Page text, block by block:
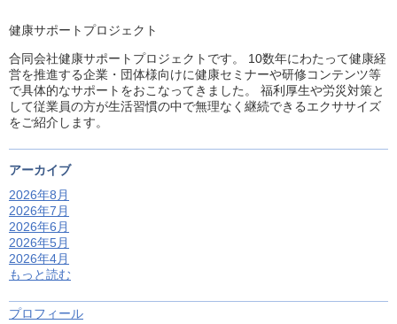
健康サポートプロジェクト
合同会社健康サポートプロジェクトです。 10数年にわたって健康経
営を推進する企業・団体様向けに健康セミナーや研修コンテンツ等
で具体的なサポートをおこなってきました。 福利厚生や労災対策と
して従業員の方が生活習慣の中で無理なく継続できるエクササイズ
をご紹介します。
アーカイブ
2026年8月
2026年7月
2026年6月
2026年5月
2026年4月
もっと読む
プロフィール